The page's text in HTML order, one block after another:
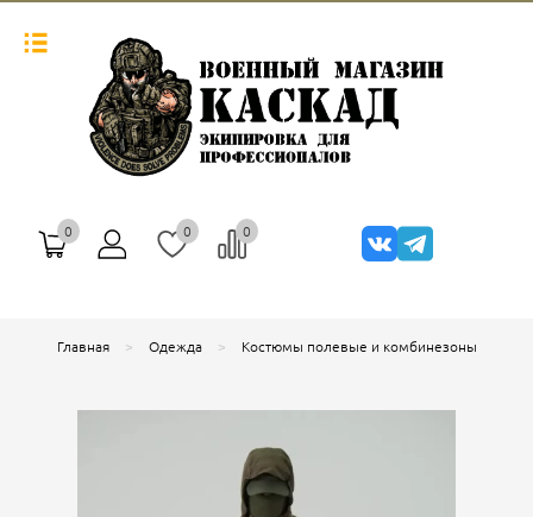
0 0 0
Главная Одежда Костюмы полевые и комбинезоны